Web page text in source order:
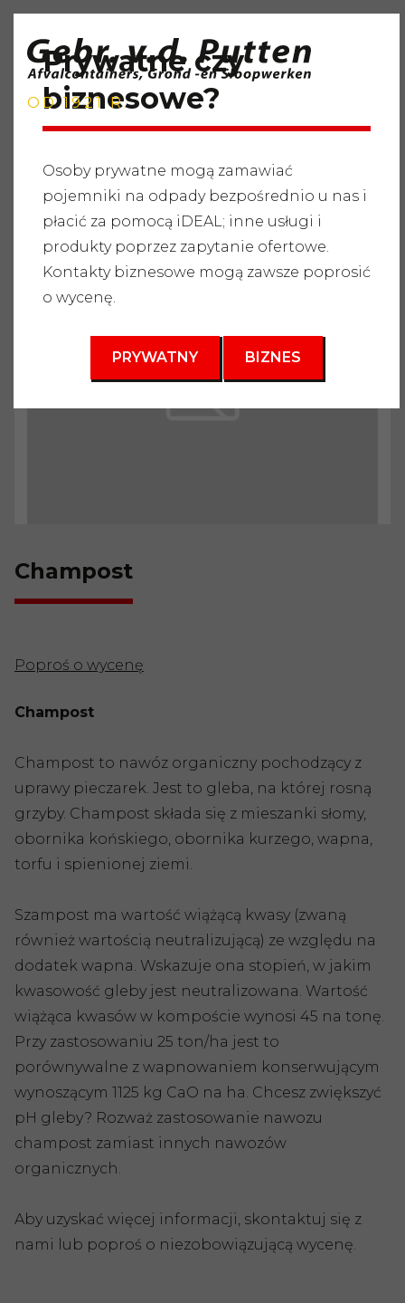
OD 1921 R.
Strona główna " Usługi "Dostarczanie surowców "
Dostarczanie nawozów organicznych " Champost
Champost
Poproś o wycenę
Champost
Champost to nawóz organiczny pochodzący z
uprawy pieczarek. Jest to gleba, na której rosną
grzyby. Champost składa się z mieszanki słomy,
obornika końskiego, obornika kurzego, wapna,
torfu i spienionej ziemi.
Szampost ma wartość wiążącą kwasy (zwaną
również wartością neutralizującą) ze względu na
dodatek wapna. Wskazuje ona stopień, w jakim
kwasowość gleby jest neutralizowana. Wartość
wiążąca kwasów w kompoście wynosi 45 na tonę.
Przy zastosowaniu 25 ton/ha jest to
porównywalne z wapnowaniem konserwującym
wynoszącym 1125 kg CaO na ha. Chcesz zwiększyć
pH gleby? Rozważ zastosowanie nawozu
champost zamiast innych nawozów
organicznych.
Aby uzyskać więcej informacji, skontaktuj się z
nami lub poproś o niezobowiązującą wycenę.
Prywatne czy
biznesowe?
Osoby prywatne mogą zamawiać
pojemniki na odpady bezpośrednio u nas i
płacić za pomocą iDEAL; inne usługi i
produkty poprzez zapytanie ofertowe.
Kontakty biznesowe mogą zawsze poprosić
o wycenę.
PRYWATNY BIZNES